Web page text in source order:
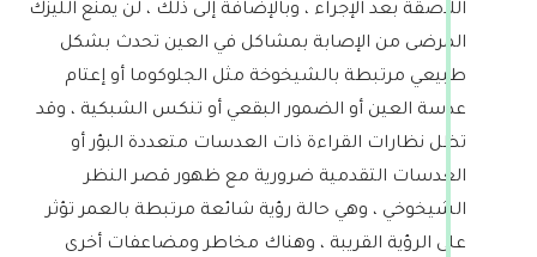
اللاصقة بعد الإجراء ، وبالإضافة إلى ذلك ، لن يمنع الليزك
المرضى من الإصابة بمشاكل في العين تحدث بشكل
طبيعي مرتبطة بالشيخوخة مثل الجلوكوما أو إعتام
عدسة العين أو الضمور البقعي أو تنكس الشبكية ، وقد
تظل نظارات القراءة ذات العدسات متعددة البؤر أو
العدسات التقدمية ضرورية مع ظهور قصر النظر
الشيخوخي ، وهي حالة رؤية شائعة مرتبطة بالعمر تؤثر
على الرؤية القريبة ، وهناك مخاطر ومضاعفات أخرى